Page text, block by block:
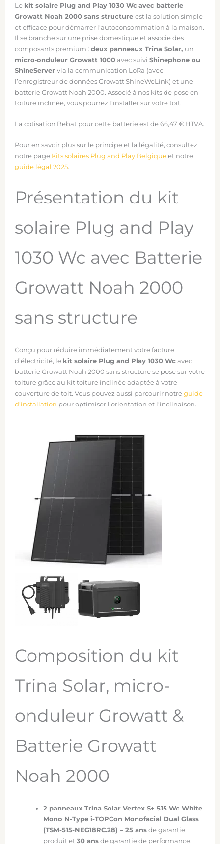
Le kit solaire Plug and Play 1030 Wc avec batterie
Growatt Noah 2000 sans structure est la solution simple
et efficace pour démarrer l’autoconsommation à la maison.
Il se branche sur une prise domestique et associe des
composants premium : deux panneaux Trina Solar, un
micro‑onduleur Growatt 1000 avec suivi Shinephone ou
ShineServer via la communication LoRa (avec
l’enregistreur de données Growatt ShineWeLink) et une
batterie Growatt Noah 2000. Associé à nos kits de pose en
toiture inclinée, vous pourrez l’installer sur votre toit.
La cotisation Bebat pour cette batterie est de 66,47 € HTVA.
Pour en savoir plus sur le principe et la légalité, consultez
notre page Kits solaires Plug and Play Belgique et notre
guide légal 2025.
Présentation du kit
solaire Plug and Play
1030 Wc avec Batterie
Growatt Noah 2000
sans structure
Conçu pour réduire immédiatement votre facture
d’électricité, le kit solaire Plug and Play 1030 Wc avec
batterie Growatt Noah 2000 sans structure se pose sur votre
toiture grâce au kit toiture inclinée adaptée à votre
couverture de toit. Vous pouvez aussi parcourir notre guide
d’installation pour optimiser l’orientation et l’inclinaison.
Composition du kit
Trina Solar, micro-
onduleur Growatt &
Batterie Growatt
Noah 2000
2 panneaux Trina Solar Vertex S+ 515 Wc White
Mono N-Type i-TOPCon Monofacial Dual Glass
(TSM-515-NEG18RC.28) – 25 ans de garantie
produit et30 ans de garantie de performance.